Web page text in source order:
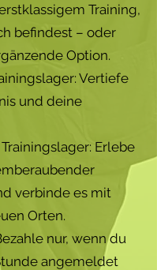
Training,
befindest – oder
Option.
Vertiefe
und deine
Erlebe
verbinde es mit
Orten.
nur, wenn du
angemeldet